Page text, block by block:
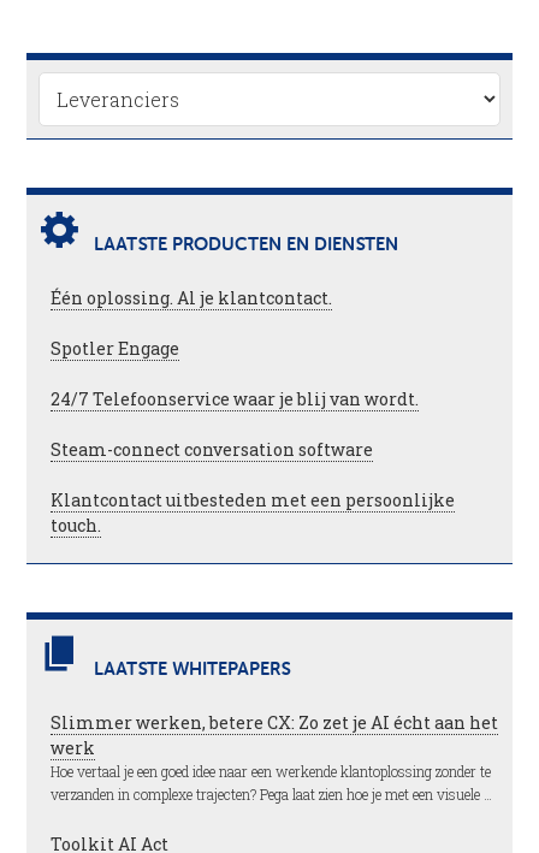
LAATSTE PRODUCTEN EN DIENSTEN
Één oplossing. Al je klantcontact.
Spotler Engage
24/7 Telefoonservice waar je blij van wordt.
Steam-connect conversation software
Klantcontact uitbesteden met een persoonlijke
touch.
LAATSTE WHITEPAPERS
Slimmer werken, betere CX: Zo zet je AI écht aan het
werk
Hoe vertaal je een goed idee naar een werkende klantoplossing zonder te
verzanden in complexe trajecten? Pega laat zien hoe je met een visuele …
Toolkit AI Act